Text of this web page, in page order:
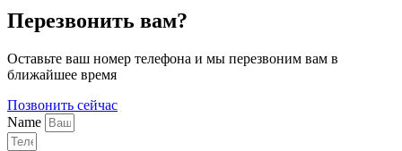
Перезвонить вам?
Оставьте ваш номер телефона и мы перезвоним вам в
ближайшее время
Позвонить сейчас
Name